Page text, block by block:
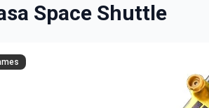
Space Shuttle